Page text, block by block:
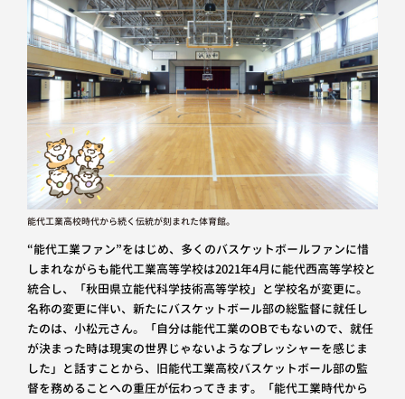
能代工業高校時代から続く伝統が刻まれた体育館。
“能代工業ファン”をはじめ、多くのバスケットボールファンに惜
しまれながらも能代工業高等学校は2021年4月に能代西高等学校と
統合し、「秋田県立能代科学技術高等学校」と学校名が変更に。
名称の変更に伴い、新たにバスケットボール部の総監督に就任し
たのは、小松元さん。「自分は能代工業のOBでもないので、就任
が決まった時は現実の世界じゃないようなプレッシャーを感じま
した」と話すことから、旧能代工業高校バスケットボール部の監
督を務めることへの重圧が伝わってきます。「能代工業時代から